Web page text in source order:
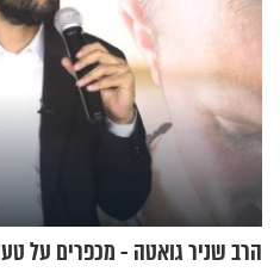
הרב שניר גואטה - מכפרים על